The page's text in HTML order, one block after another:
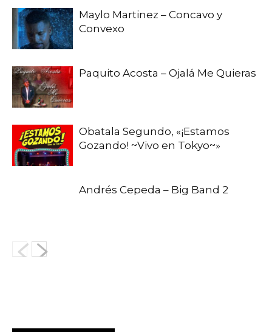
Maylo Martinez – Concavo y
Convexo
Paquito Acosta – Ojalá Me Quieras
Obatala Segundo, «¡Estamos
Gozando! ~Vivo en Tokyo~»
Andrés Cepeda – Big Band 2